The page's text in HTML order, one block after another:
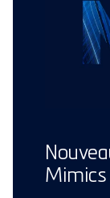
Mimics